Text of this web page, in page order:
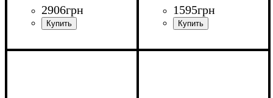
2906грн
Ширина: 80 см
1595грн
Ширина: 40 см